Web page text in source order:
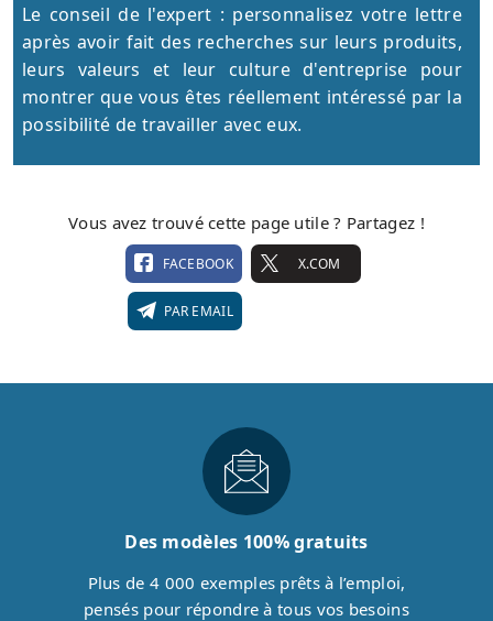
Le conseil de l'expert : personnalisez votre lettre
après avoir fait des recherches sur leurs produits,
leurs valeurs et leur culture d'entreprise pour
montrer que vous êtes réellement intéressé par la
possibilité de travailler avec eux.
Vous avez trouvé cette page utile ? Partagez !
FACEBOOK X.COM
PAR EMAIL
Des modèles 100% gratuits
Plus de 4 000 exemples prêts à l’emploi,
pensés pour répondre à tous vos besoins